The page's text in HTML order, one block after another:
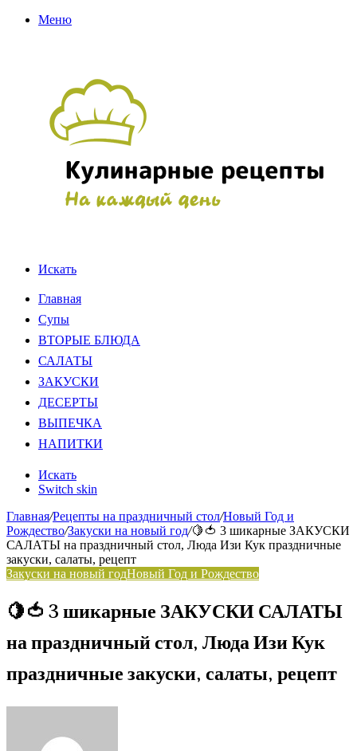
Меню
Искать
Главная
Супы
ВТОРЫЕ БЛЮДА
САЛАТЫ
ЗАКУСКИ
ДЕСЕРТЫ
ВЫПЕЧКА
НАПИТКИ
Искать
Switch skin
Главная/Рецепты на праздничный стол/Новый Год и
Рождество/Закуски на новый год/🍋🍅 3 шикарные ЗАКУСКИ
САЛАТЫ на праздничный стол, Люда Изи Кук праздничные
закуски, салаты, рецепт
Закуски на новый годНовый Год и Рождество
🍋🍅 3 шикарные ЗАКУСКИ САЛАТЫ
на праздничный стол, Люда Изи Кук
праздничные закуски, салаты, рецепт